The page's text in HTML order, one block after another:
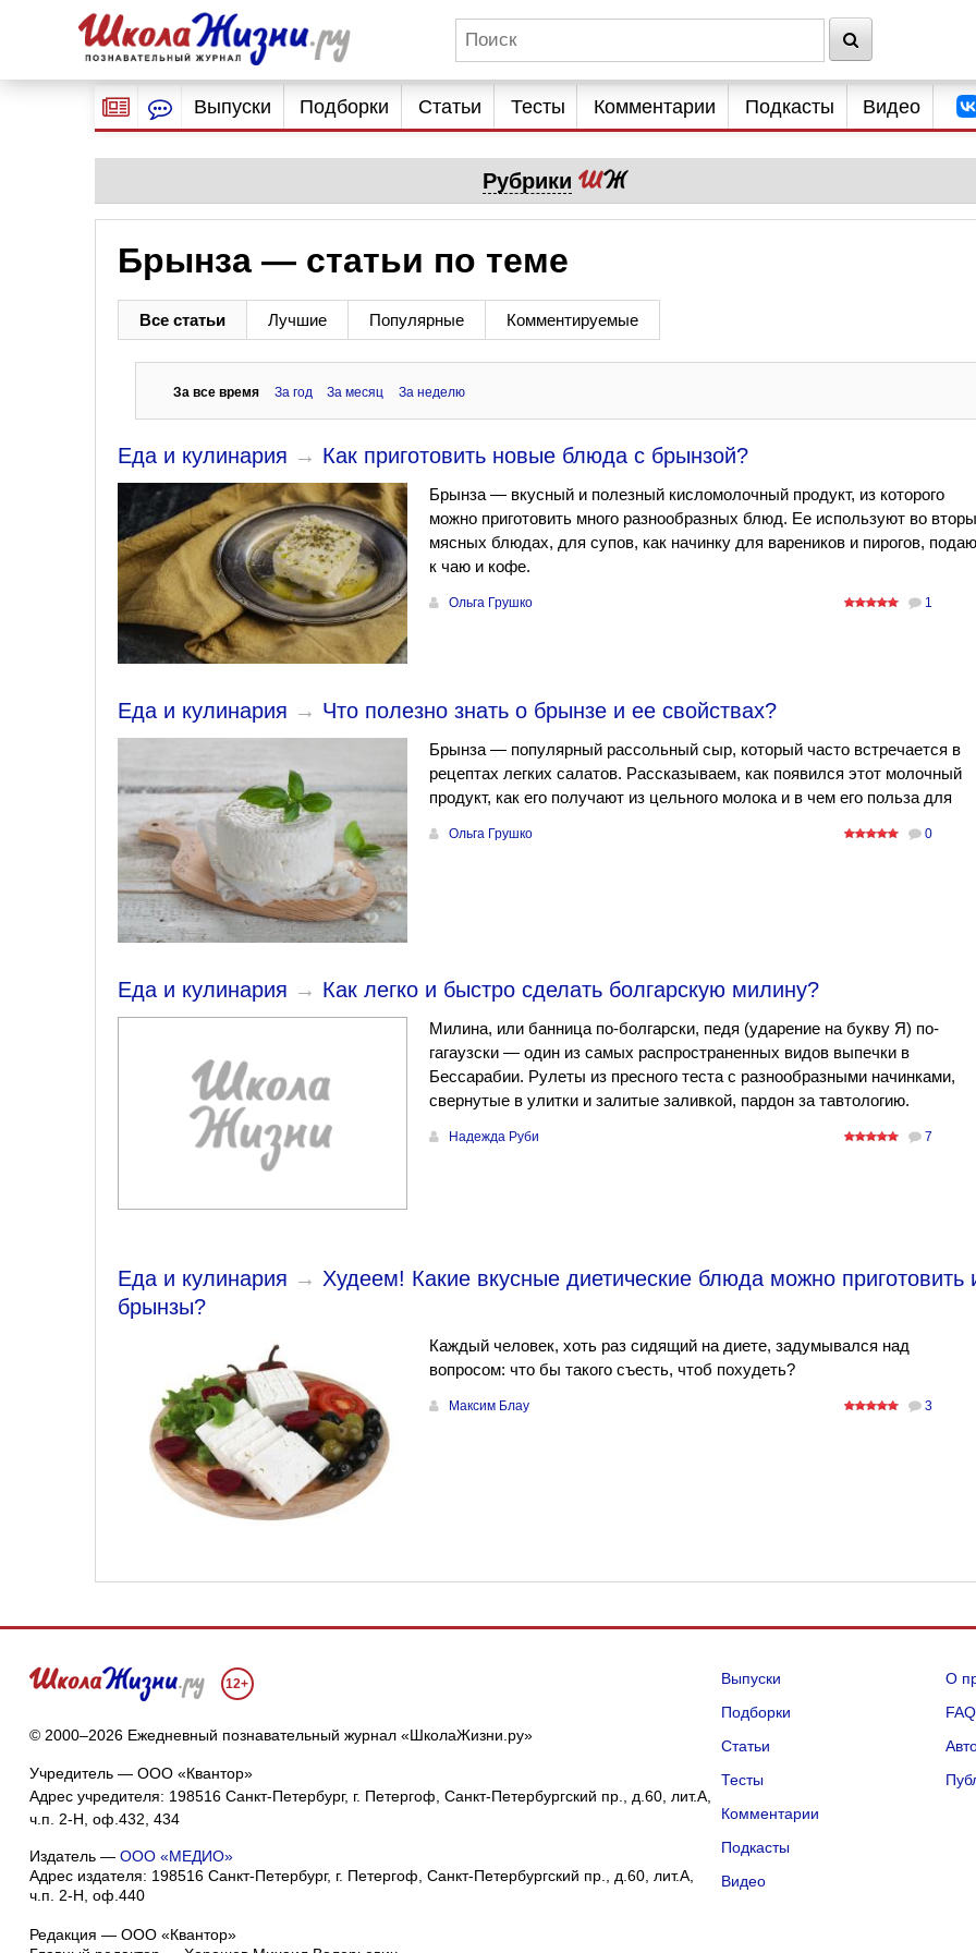
Выпуски Подборки Статьи Тесты Комментарии Подкасты Видео
Рубрики
Брынза — статьи по теме
Все статьи Лучшие Популярные Комментируемые
За все время За год За месяц За неделю
Еда и кулинария → Как приготовить новые блюда с брынзой?
Брынза — вкусный и полезный кисломолочный продукт, из которого
можно приготовить много разнообразных блюд. Ее используют во
мясных блюдах, для супов, как начинку для вареников и пирогов,
к чаю и кофе.
Ольга Грушко 1
Еда и кулинария → Что полезно знать о брынзе и ее свойствах?
Брынза — популярный рассольный сыр, который часто встречается в
рецептах легких салатов. Рассказываем, как появился этот молочный
продукт, как его получают из цельного молока и в чем его польза для
Ольга Грушко 0
Еда и кулинария → Как легко и быстро сделать болгарскую милину?
Милина, или банница по-болгарски, педя (ударение на букву Я) по-
гагаузски — один из самых распространенных видов выпечки в
Бессарабии. Рулеты из пресного теста с разнообразными начинками,
свернутые в улитки и залитые заливкой, пардон за тавтологию.
Надежда Руби 7
Еда и кулинария → Худеем! Какие вкусные диетические блюда можно приготовить
брынзы?
Каждый человек, хоть раз сидящий на диете, задумывался над
вопросом: что бы такого съесть, чтоб похудеть?
Максим Блау 3
12+
© 2000–2026 Ежедневный познавательный журнал «ШколаЖизни.ру»
Учредитель — ООО «Квантор»
Адрес учредителя: 198516 Санкт-Петербург, г. Петергоф, Санкт-Петербургский пр., д.60, лит.А,
ч.п. 2-Н, оф.432, 434
Издатель — ООО «МЕДИО»
Адрес издателя: 198516 Санкт-Петербург, г. Петергоф, Санкт-Петербургский пр., д.60, лит.А,
ч.п. 2-Н, оф.440
Редакция — ООО «Квантор»
Выпуски
Подборки
Статьи
Тесты
Комментарии
Подкасты
Видео
О
FAQ